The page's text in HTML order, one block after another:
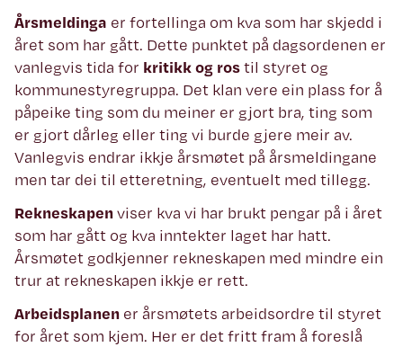
Årsmeldinga er fortellinga om kva som har skjedd i
året som har gått. Dette punktet på dagsordenen er
vanlegvis tida for kritikk og rostil styret og
kommunestyregruppa. Det klan vere ein plass for å
påpeike ting som du meiner er gjort bra, ting som
er gjort dårleg eller ting vi burde gjere meir av.
Vanlegvis endrar ikkje årsmøtet på årsmeldingane
men tar dei til etteretning, eventuelt med tillegg.
Rekneskapenviser kva vi har brukt pengar på i året
som har gått og kva inntekter laget har hatt.
Årsmøtet godkjenner rekneskapen med mindre ein
trur at rekneskapen ikkje er rett.
Arbeidsplanen er årsmøtets arbeidsordre til styret
for året som kjem. Her er det fritt fram å foreslå